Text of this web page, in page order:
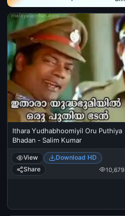
Ithara Yudhabhoomiyil Oru Puthiya
Bhadan - Salim Kumar
View
Download HD
Share
10,679